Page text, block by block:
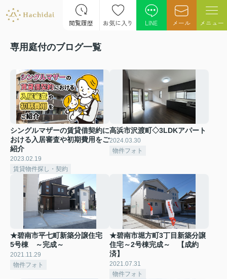
閲覧履歴 お気に入り LINE メール メニュー
専用庭付のブログ一覧
シングルマザーの賃貸借契約に
おける入居審査や初期費用をご
紹介
2023.02.19
賃貸物件探し・契約
高浜市沢渡町◇3LDKアパート
2024.03.30
物件フォト
★碧南市平七町新築分譲住宅
5号棟 ～完成～
2021.11.29
物件フォト
★碧南市堀方町3丁目新築分譲
住宅～2号棟完成～ 【成約
済】
2021.07.31
物件フォト